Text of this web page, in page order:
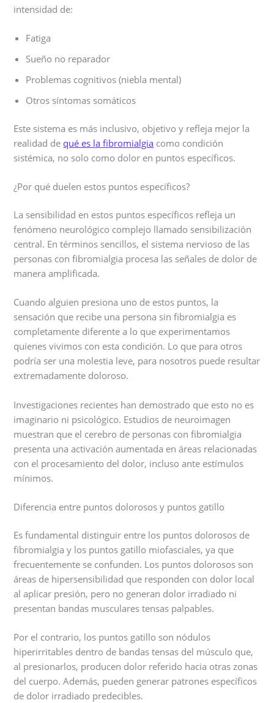
intensidad de:
Fatiga
Sueño no reparador
Problemas cognitivos (niebla mental)
Otros síntomas somáticos
Este sistema es más inclusivo, objetivo y refleja mejor la
realidad de qué es la fibromialgia como condición
sistémica, no solo como dolor en puntos específicos.
¿Por qué duelen estos puntos específicos?
La sensibilidad en estos puntos específicos refleja un
fenómeno neurológico complejo llamado sensibilización
central. En términos sencillos, el sistema nervioso de las
personas con fibromialgia procesa las señales de dolor de
manera amplificada.
Cuando alguien presiona uno de estos puntos, la
sensación que recibe una persona sin fibromialgia es
completamente diferente a lo que experimentamos
quienes vivimos con esta condición. Lo que para otros
podría ser una molestia leve, para nosotros puede resultar
extremadamente doloroso.
Investigaciones recientes han demostrado que esto no es
imaginario ni psicológico. Estudios de neuroimagen
muestran que el cerebro de personas con fibromialgia
presenta una activación aumentada en áreas relacionadas
con el procesamiento del dolor, incluso ante estímulos
mínimos.
Diferencia entre puntos dolorosos y puntos gatillo
Es fundamental distinguir entre los puntos dolorosos de
fibromialgia y los puntos gatillo miofasciales, ya que
frecuentemente se confunden. Los puntos dolorosos son
áreas de hipersensibilidad que responden con dolor local
al aplicar presión, pero no generan dolor irradiado ni
presentan bandas musculares tensas palpables.
Por el contrario, los puntos gatillo son nódulos
hiperirritables dentro de bandas tensas del músculo que,
al presionarlos, producen dolor referido hacia otras zonas
del cuerpo. Además, pueden generar patrones específicos
de dolor irradiado predecibles.